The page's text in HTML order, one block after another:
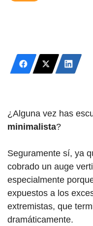
¿Alguna vez has
minimalista?
Seguramente sí, ya
cobrado un auge
especialmente
expuestos a los
extremistas, que
dramáticamente.